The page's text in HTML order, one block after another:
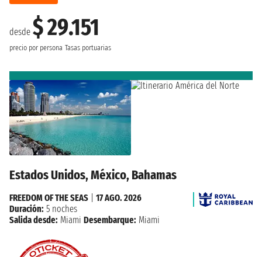
desde $ 29.151
precio por persona Tasas portuarias
Estados Unidos, México, Bahamas
FREEDOM OF THE SEAS
17 AGO. 2026
Duración: 5 noches
Salida desde: Miami Desembarque: Miami